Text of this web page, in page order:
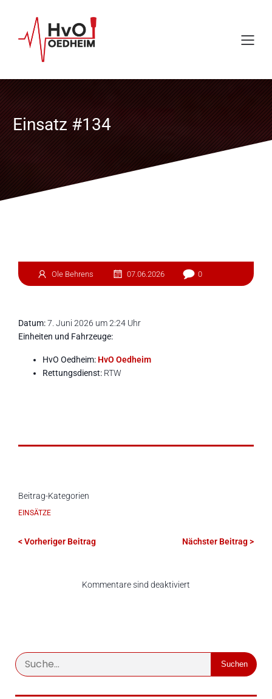
Einsatz #134
Ole Behrens 07.06.2026 0
Datum:7. Juni 2026 um 2:24 Uhr
Einheiten und Fahrzeuge:
HvO Oedheim: HvO Oedheim
Rettungsdienst: RTW
Beitrag-Kategorien
EINSÄTZE
< Vorheriger Beitrag Nächster Beitrag >
Kommentare sind deaktiviert
Suchen